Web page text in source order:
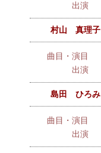
出演
村山 真理子
曲目・演目
出演
島田 ひろみ
曲目・演目
出演